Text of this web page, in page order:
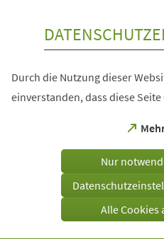
Durch die Nutzung dieser
einverstanden, dass diese
(Öffnet
einem
Tab)
Nur
Alle Cookies